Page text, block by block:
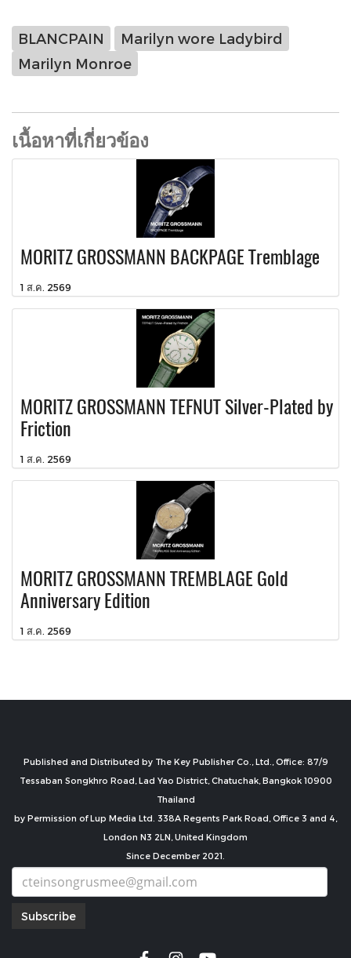
BLANCPAIN
Marilyn wore Ladybird
Marilyn Monroe
เนื้อหาที่เกี่ยวข้อง
MORITZ GROSSMANN BACKPAGE Tremblage
1 ส.ค. 2569
MORITZ GROSSMANN TEFNUT Silver-Plated by
Friction
1 ส.ค. 2569
MORITZ GROSSMANN TREMBLAGE Gold
Anniversary Edition
1 ส.ค. 2569
Published and Distributed by The Key Publisher Co., Ltd., Office: 87/9
Tessaban Songkhro Road, Lad Yao District, Chatuchak, Bangkok 10900
Thailand
by Permission of Lup Media Ltd. 338A Regents Park Road, Office 3 and 4,
London N3 2LN, United Kingdom
Since December 2021.
Subscribe